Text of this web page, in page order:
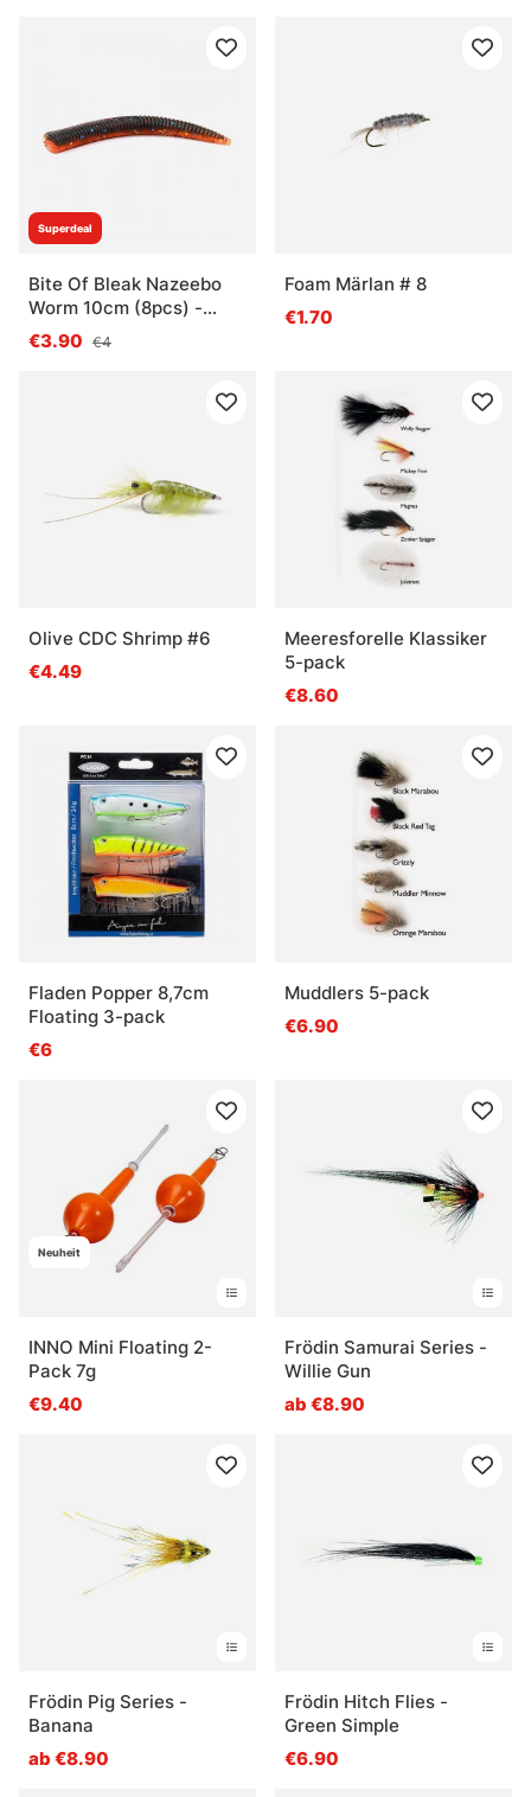
Superdeal
Bite Of Bleak Nazeebo
Worm 10cm (8pcs) -
Molting Craw
€3.90 €4
Foam Märlan # 8
€1.70
Olive CDC Shrimp #6
€4.49
Meeresforelle Klassiker
5-pack
€8.60
Fladen Popper 8,7cm
Floating 3-pack
€6
Muddlers 5-pack
€6.90
Neuheit
INNO Mini Floating 2-
Pack 7g
€9.40
Frödin Samurai Series -
Willie Gun
ab €8.90
Frödin Pig Series -
Banana
ab €8.90
Frödin Hitch Flies -
Green Simple
€6.90